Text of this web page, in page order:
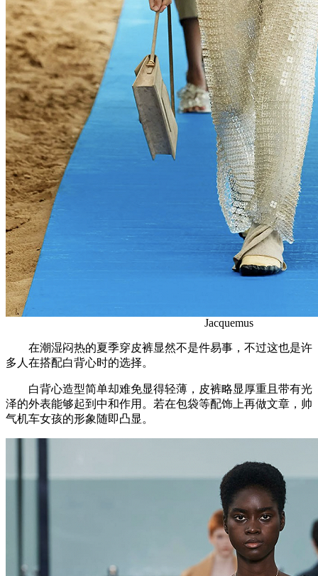
Jacquemus
在潮湿闷热的夏季穿皮裤显然不是件易事，不过这也是许
多人在搭配白背心时的选择。
白背心造型简单却难免显得轻薄，皮裤略显厚重且带有光
泽的外表能够起到中和作用。若在包袋等配饰上再做文章，帅
气机车女孩的形象随即凸显。